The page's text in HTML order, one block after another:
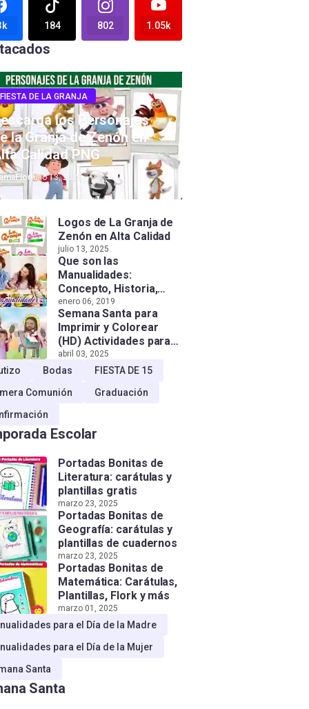
184 802 1.05k
FIESTA DE LA GRANJA
los Personajes
la Granja de Zenón en
Calidad PNG
julio 13, 2025
Logos de La Granja de
Zenón en Alta Calidad
julio 13, 2025
Que son las
Manualidades:
Concepto, Historia,
Tipos e Importancia
enero 06, 2019
Semana Santa para
Imprimir y Colorear
(HD) Actividades para
Niños!
abril 03, 2025
Bodas
FIESTA DE 15
Comunión
Graduación
Escolar
Portadas Bonitas de
Literatura: carátulas y
plantillas gratis
marzo 23, 2025
Portadas Bonitas de
Geografía: carátulas y
plantillas de cuadernos
marzo 23, 2025
Portadas Bonitas de
Matemática: Carátulas,
Plantillas, Flork y más
marzo 01, 2025
para el Día de la Madre
para el Día de la Mujer
Santa
Santa